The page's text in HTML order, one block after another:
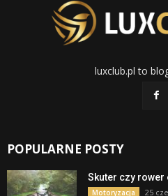
luxclub.pl to
POPULARNE POSTY
Skuter czy rower
Motoryzacja 25